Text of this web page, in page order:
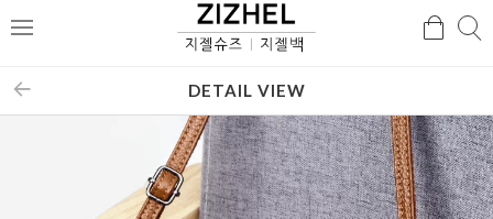
메
검
DETAIL VIEW